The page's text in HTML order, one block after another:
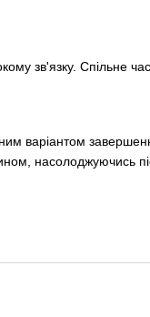
зв'язку. Спільне
варіантом
насолоджуючись